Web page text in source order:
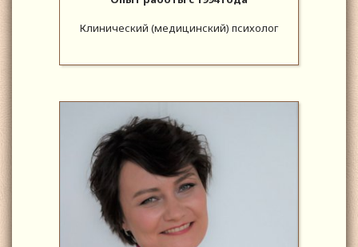
Клинический (медицинский) психолог